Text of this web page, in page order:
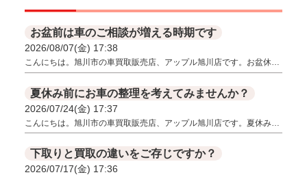
お盆前は車のご相談が増える時期です
2026/08/07(金) 17:38
こんにちは。旭川市の車買取販売店、アップル旭川店です。お盆休…
夏休み前にお車の整理を考えてみませんか？
2026/07/24(金) 17:37
こんにちは。旭川市の車買取販売店、アップル旭川店です。夏休み…
下取りと買取の違いをご存じですか？
2026/07/17(金) 17:36